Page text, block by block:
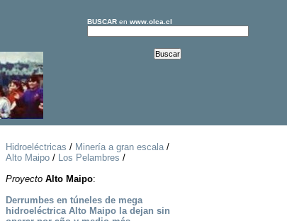
BUSCARen www.olca.cl
Hidroeléctricas / Minería a gran escala/
Alto Maipo/ Los Pelambres /
Proyecto Alto Maipo:
Derrumbes en túneles de mega
hidroeléctrica Alto Maipo la dejan sin